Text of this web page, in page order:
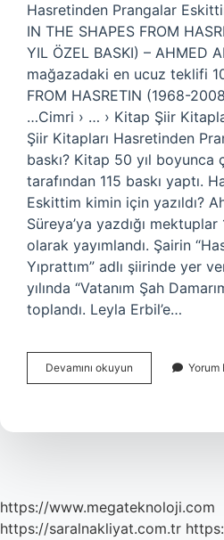
Hasretinden Prangalar
IN THE SHAPES FROM
YIL ÖZEL BASKI) – AHMED
mağazadaki en ucuz teklifi
FROM HASRETIN (1968-
…Cimri › … › Kitap Şiir
Şiir Kitapları Hasretinden
baskı? Kitap 50 yıl boyunca
tarafından 115 baskı yaptı.
Eskittim kimin için yazıldı?
Süreya’ya yazdığı
olarak yayımlandı. Şairin
Yıprattım” adlı şiirinde yer
yılında “Vatanım Şah
toplandı. Leyla Erbil’e…
Devamını okuyun Hasretinden
Prangalar
Kadar
Yorum
https://www.megateknoloji.com
https://saralnakliyat.com.tr